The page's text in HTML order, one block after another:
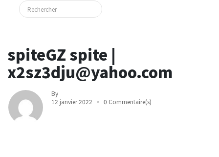
spiteGZ spite |
x2sz3dju@yahoo.com
By
12 janvier 2022
0 Commentaire(s)